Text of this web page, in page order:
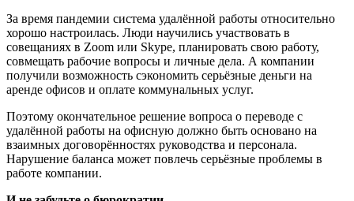
За время пандемии система удалённой работы относительно
хорошо настроилась. Люди научились участвовать в
совещаниях в Zoom или Skype, планировать свою работу,
совмещать рабочие вопросы и личные дела. А компании
получили возможность сэкономить серьёзные деньги на
аренде офисов и оплате коммунальных услуг.
Поэтому окончательное решение вопроса о переводе с
удалённой работы на офисную должно быть основано на
взаимных договорённостях руководства и персонала.
Нарушение баланса может повлечь серьёзные проблемы в
работе компании.